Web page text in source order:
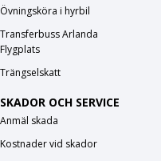
Övningsköra i hyrbil
Transferbuss Arlanda
Flygplats
Trängselskatt
SKADOR OCH SERVICE
Anmäl skada
Kostnader vid skador